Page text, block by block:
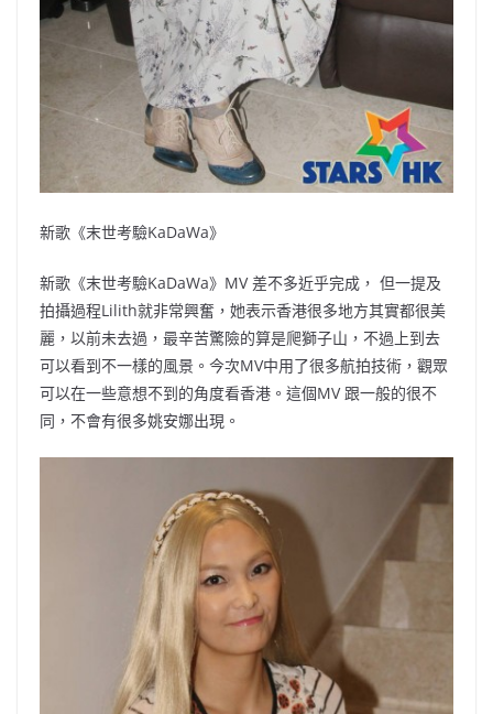
新歌《末世考驗KaDaWa》
新歌《末世考驗KaDaWa》MV 差不多近乎完成， 但一提及
拍攝過程Lilith就非常興奮，她表示香港很多地方其實都很美
麗，以前未去過，最辛苦驚險的算是爬獅子山，不過上到去
可以看到不一樣的風景。今次MV中用了很多航拍技術，觀眾
可以在一些意想不到的角度看香港。這個MV 跟一般的很不
同，不會有很多姚安娜出現。